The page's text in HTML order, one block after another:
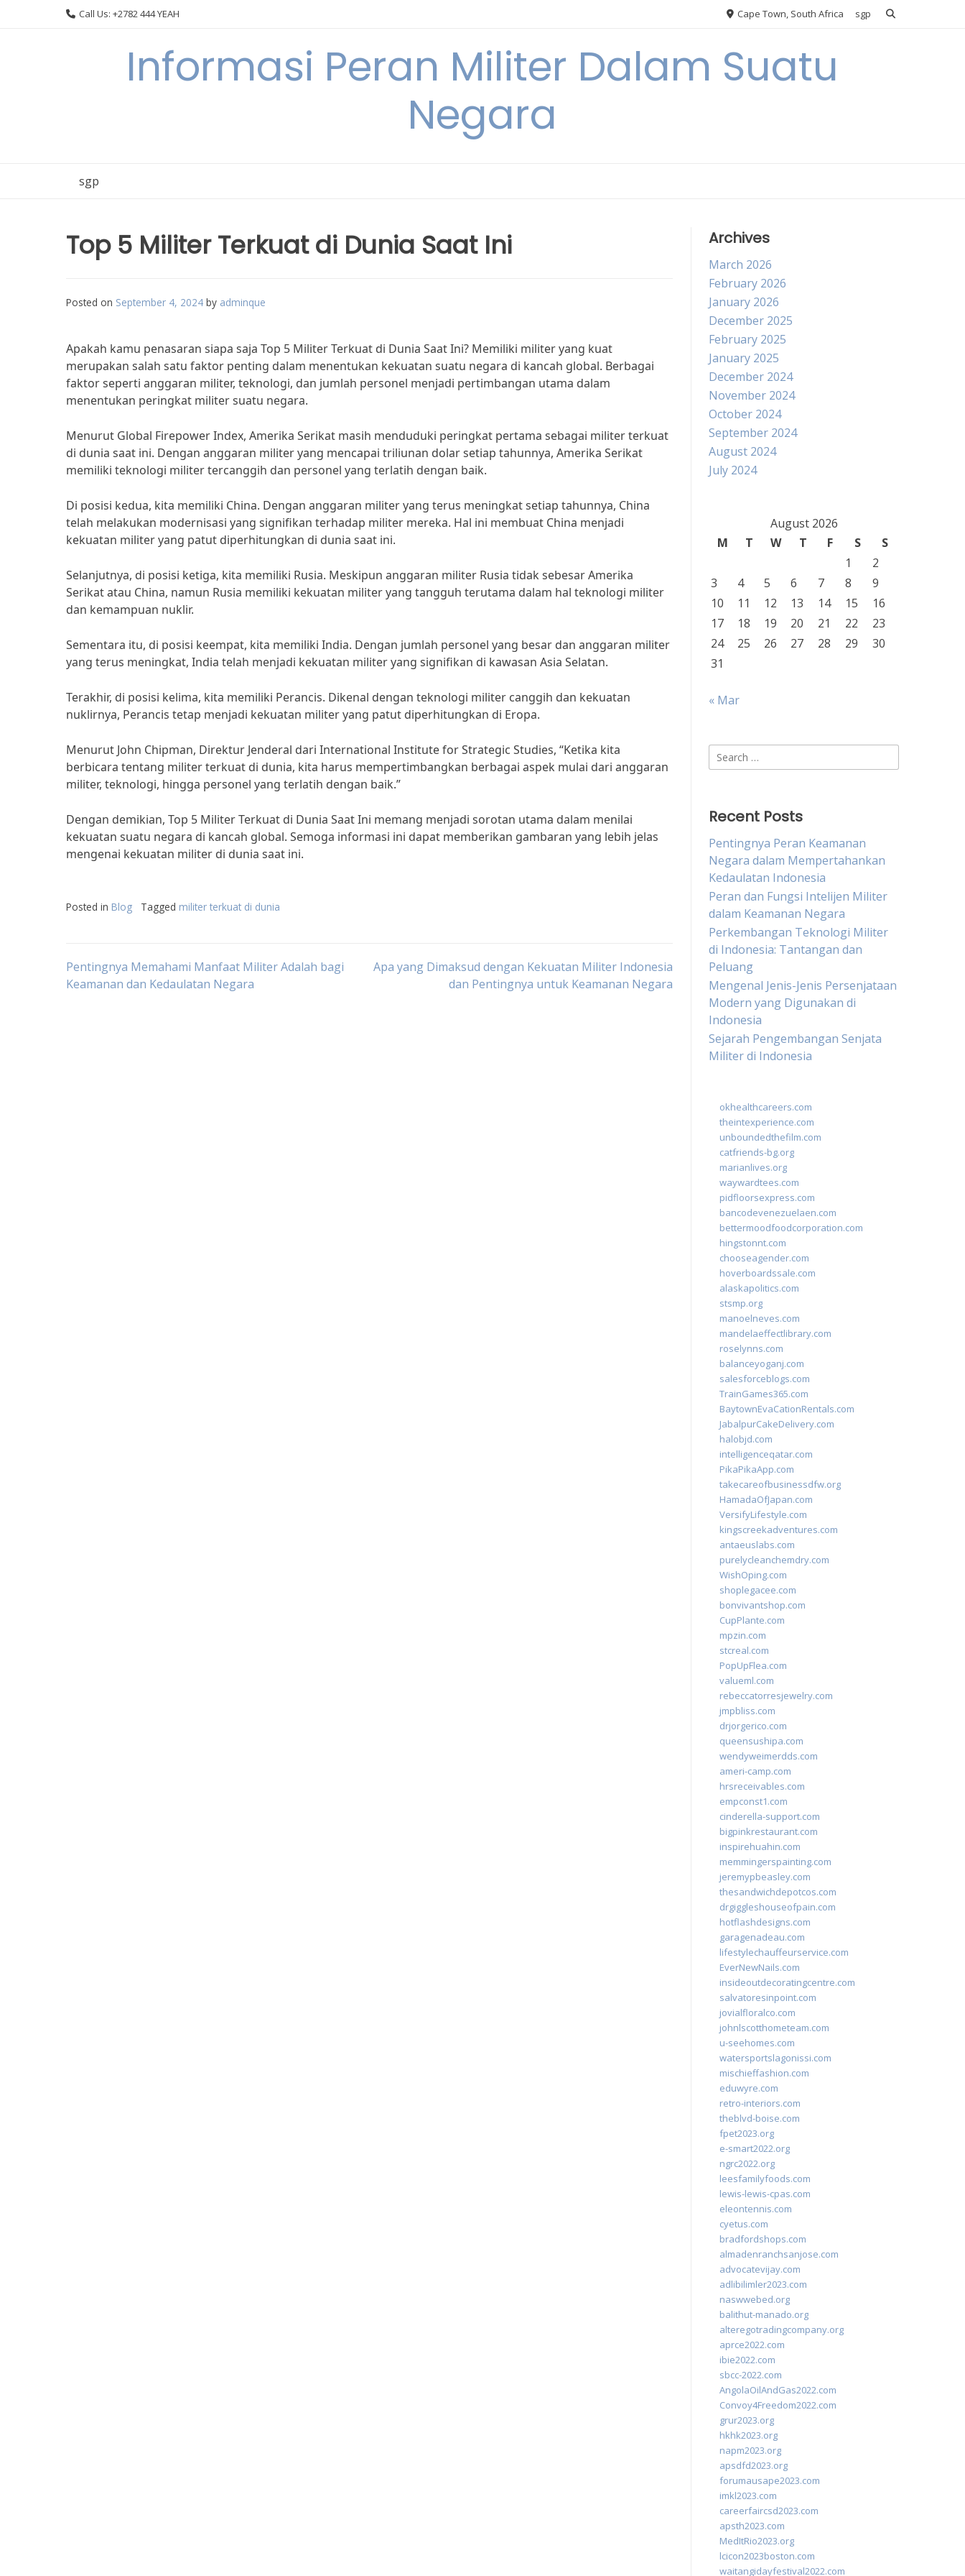
Call Us: +2782 444 YEAH Cape Town, South Africa sgp
Informasi Peran Militer Dalam Suatu
Negara
sgp
Top 5 Militer Terkuat di Dunia Saat Ini
Posted on September 4, 2024 by adminque
Apakah kamu penasaran siapa saja Top 5 Militer Terkuat di Dunia Saat Ini? Memiliki militer yang kuat
merupakan salah satu faktor penting dalam menentukan kekuatan suatu negara di kancah global. Berbagai
faktor seperti anggaran militer, teknologi, dan jumlah personel menjadi pertimbangan utama dalam
menentukan peringkat militer suatu negara.
Menurut Global Firepower Index, Amerika Serikat masih menduduki peringkat pertama sebagai militer terkuat
di dunia saat ini. Dengan anggaran militer yang mencapai triliunan dolar setiap tahunnya, Amerika Serikat
memiliki teknologi militer tercanggih dan personel yang terlatih dengan baik.
Di posisi kedua, kita memiliki China. Dengan anggaran militer yang terus meningkat setiap tahunnya, China
telah melakukan modernisasi yang signifikan terhadap militer mereka. Hal ini membuat China menjadi
kekuatan militer yang patut diperhitungkan di dunia saat ini.
Selanjutnya, di posisi ketiga, kita memiliki Rusia. Meskipun anggaran militer Rusia tidak sebesar Amerika
Serikat atau China, namun Rusia memiliki kekuatan militer yang tangguh terutama dalam hal teknologi militer
dan kemampuan nuklir.
Sementara itu, di posisi keempat, kita memiliki India. Dengan jumlah personel yang besar dan anggaran militer
yang terus meningkat, India telah menjadi kekuatan militer yang signifikan di kawasan Asia Selatan.
Terakhir, di posisi kelima, kita memiliki Perancis. Dikenal dengan teknologi militer canggih dan kekuatan
nuklirnya, Perancis tetap menjadi kekuatan militer yang patut diperhitungkan di Eropa.
Menurut John Chipman, Direktur Jenderal dari International Institute for Strategic Studies, “Ketika kita
berbicara tentang militer terkuat di dunia, kita harus mempertimbangkan berbagai aspek mulai dari anggaran
militer, teknologi, hingga personel yang terlatih dengan baik.”
Dengan demikian, Top 5 Militer Terkuat di Dunia Saat Ini memang menjadi sorotan utama dalam menilai
kekuatan suatu negara di kancah global. Semoga informasi ini dapat memberikan gambaran yang lebih jelas
mengenai kekuatan militer di dunia saat ini.
Posted in Blog Tagged militer terkuat di dunia
Post
Pentingnya Memahami Manfaat Militer Adalah bagi
Keamanan dan Kedaulatan Negara
Apa yang Dimaksud dengan Kekuatan Militer Indonesia
dan Pentingnya untuk Keamanan Negara
Archives
March 2026
February 2026
January 2026
December 2025
February 2025
January 2025
December 2024
November 2024
October 2024
September 2024
August 2024
July 2024
August 2026
M
T W T F S
S
1
2
3
4 5 6 7 8
9
10
11 12 13 14 15
16
17
18 19 20 21 22
23
24
25 26 27 28 29
30
31
« Mar
Search
for:
Recent Posts
Pentingnya Peran Keamanan
Negara dalam Mempertahankan
Kedaulatan Indonesia
Peran dan Fungsi Intelijen Militer
dalam Keamanan Negara
Perkembangan Teknologi Militer
di Indonesia: Tantangan dan
Peluang
Mengenal Jenis-Jenis Persenjataan
Modern yang Digunakan di
Indonesia
Sejarah Pengembangan Senjata
Militer di Indonesia
okhealthcareers.com
theintexperience.com
unboundedthefilm.com
catfriends-bg.org
marianlives.org
waywardtees.com
pidfloorsexpress.com
bancodevenezuelaen.com
bettermoodfoodcorporation.com
hingstonnt.com
chooseagender.com
hoverboardssale.com
alaskapolitics.com
stsmp.org
manoelneves.com
mandelaeffectlibrary.com
roselynns.com
balanceyoganj.com
salesforceblogs.com
TrainGames365.com
BaytownEvaCationRentals.com
JabalpurCakeDelivery.com
halobjd.com
intelligenceqatar.com
PikaPikaApp.com
takecareofbusinessdfw.org
HamadaOfJapan.com
VersifyLifestyle.com
kingscreekadventures.com
antaeuslabs.com
purelycleanchemdry.com
WishOping.com
shoplegacee.com
bonvivantshop.com
CupPlante.com
mpzin.com
stcreal.com
PopUpFlea.com
valueml.com
rebeccatorresjewelry.com
jmpbliss.com
drjorgerico.com
queensushipa.com
wendyweimerdds.com
ameri-camp.com
hrsreceivables.com
empconst1.com
cinderella-support.com
bigpinkrestaurant.com
inspirehuahin.com
memmingerspainting.com
jeremypbeasley.com
thesandwichdepotcos.com
drgiggleshouseofpain.com
hotflashdesigns.com
garagenadeau.com
lifestylechauffeurservice.com
EverNewNails.com
insideoutdecoratingcentre.com
salvatoresinpoint.com
jovialfloralco.com
johnlscotthometeam.com
u-seehomes.com
watersportslagonissi.com
mischieffashion.com
eduwyre.com
retro-interiors.com
theblvd-boise.com
fpet2023.org
e-smart2022.org
ngrc2022.org
leesfamilyfoods.com
lewis-lewis-cpas.com
eleontennis.com
cyetus.com
bradfordshops.com
almadenranchsanjose.com
advocatevijay.com
adlibilimler2023.com
naswwebed.org
balithut-manado.org
alteregotradingcompany.org
aprce2022.com
ibie2022.com
sbcc-2022.com
AngolaOilAndGas2022.com
Convoy4Freedom2022.com
grur2023.org
hkhk2023.org
napm2023.org
apsdfd2023.org
forumausape2023.com
imkl2023.com
careerfaircsd2023.com
apsth2023.com
MedItRio2023.org
lcicon2023boston.com
waitangidayfestival2022.com